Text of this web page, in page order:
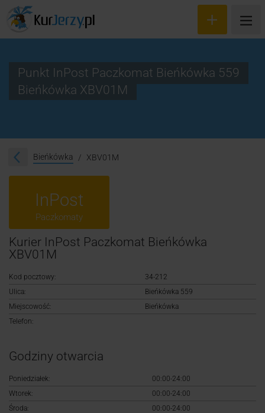
Śledzenie przesyłki
Rejestracja
Punkt InPost Paczkomat Bieńkówka 559
Bieńkówka XBV01M
Bieńkówka XBV01M
InPost
Paczkomaty
Kurier InPost Paczkomat Bieńkówka
XBV01M
Kod pocztowy:
34-212
Ulica:
Bieńkówka 559
Miejscowość:
Bieńkówka
Telefon:
Godziny otwarcia
Poniedziałek:
00:00-24:00
Wtorek:
00:00-24:00
Środa:
00:00-24:00